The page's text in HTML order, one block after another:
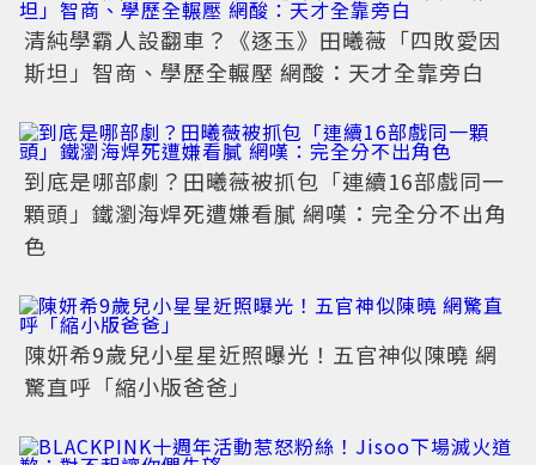
清純學霸人設翻車？《逐玉》田曦薇「四敗愛因
斯坦」智商、學歷全輾壓 網酸：天才全靠旁白
到底是哪部劇？田曦薇被抓包「連續16部戲同一
顆頭」鐵瀏海焊死遭嫌看膩 網嘆：完全分不出角
色
陳妍希9歲兒小星星近照曝光！五官神似陳曉 網
驚直呼「縮小版爸爸」